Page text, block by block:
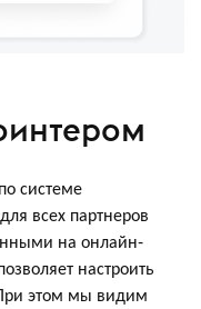
системе
всех партнеров
на онлайн-
настроить
этом мы видим